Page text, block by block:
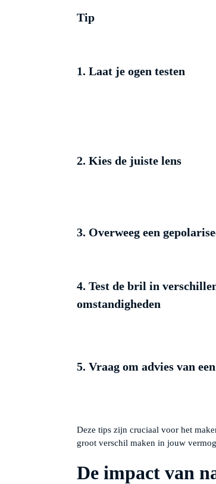
Tip
1. Laat je ogen testen
2. Kies de juiste lens
3. Overweeg een
4. Test de bril in
omstandigheden
5. Vraag om advies van
Deze tips zijn cruciaal voor het
groot verschil maken in jouw
De impact van